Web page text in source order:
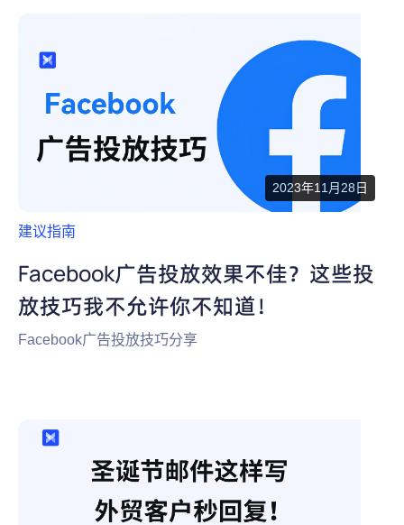
2023年11月28日
建议指南
Facebook广告投放效果不佳？这些投
放技巧我不允许你不知道！
Facebook广告投放技巧分享